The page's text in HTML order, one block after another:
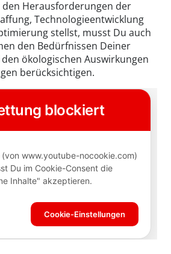
Herausforderungen der
Technologieentwicklung
stellst, musst Du auch
den Bedürfnissen Deiner
ökologischen Auswirkungen
berücksichtigen.